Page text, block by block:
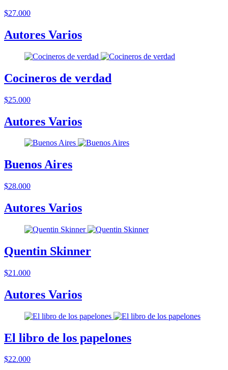
$27.000
Autores Varios
Cocineros de verdad
$25.000
Autores Varios
Buenos Aires
$28.000
Autores Varios
Quentin Skinner
$21.000
Autores Varios
El libro de los papelones
$22.000